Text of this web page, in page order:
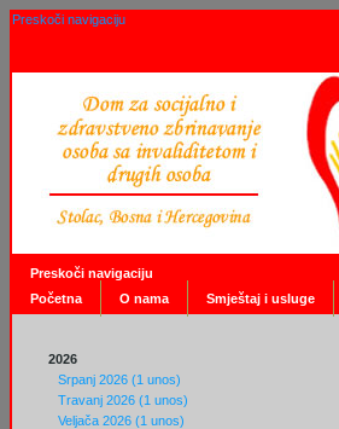
Preskoči navigaciju
Preskoči navigaciju
Početna
O nama Smještaj i usluge
2026
Srpanj 2026 (1 unos)
Travanj 2026 (1 unos)
Veljača 2026 (1 unos)